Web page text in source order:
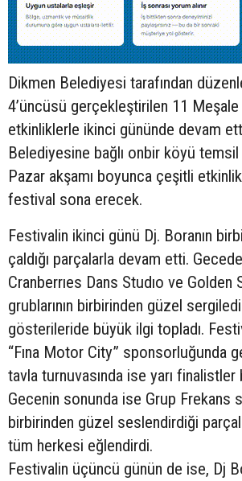
Dikmen Belediyesi tarafından
4’üncüsü gerçekleştirilen 11
etkinliklerle ikinci gününde devam
Belediyesine bağlı onbir köyü
Pazar akşamı boyunca çeşitli
festival sona erecek.
Festivalin ikinci günü Dj. Boranın
çaldığı parçalarla devam etti.
Cranberrıes Dans Studıo ve Golden
grublarının birbirinden güzel
gösterileride büyük ilgi topladı.
“Fına Motor City” sponsorluğunda
tavla turnuvasında ise yarı finalistler
Gecenin sonunda ise Grup Frekans
birbirinden güzel seslendirdiği
tüm herkesi eğlendirdi.
Festivalin üçüncü günün de ise, Dj